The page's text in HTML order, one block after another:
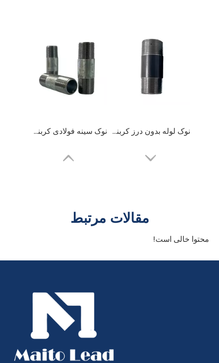
نوک سینه فولادی کربنی BS EN10241 گالوانیزه گرم نوک لوله بدون درز کربنی سیاه از 1/8 تا 12 و جدول 40، 80 و 160.
مقالات مرتبط
محتوا خالی است!